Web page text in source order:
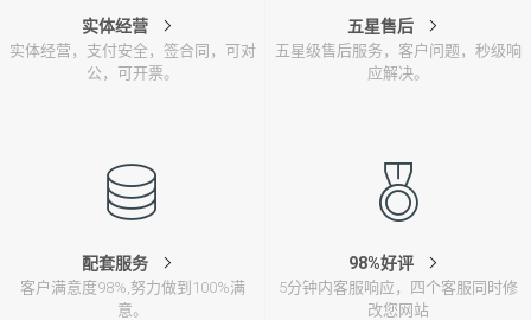
实体经营
实体经营，支付安全，签合同，可对
公，可开票。
五星售后
五星级售后服务，客户问题，秒级响
应解决。
配套服务
客户满意度98%,努力做到100%满
意。
98%好评
5分钟内客服响应，四个客服同时修
改您网站